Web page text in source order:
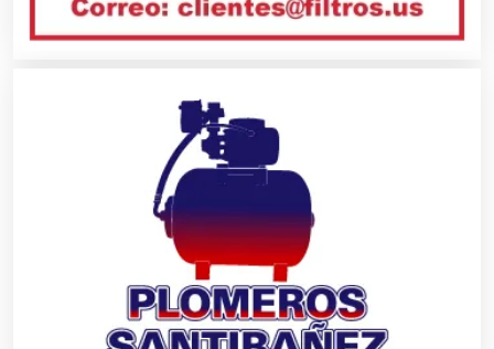
Aluminio
Análisis Clínicos
Análisis de Aguas
Animadores de Eventos